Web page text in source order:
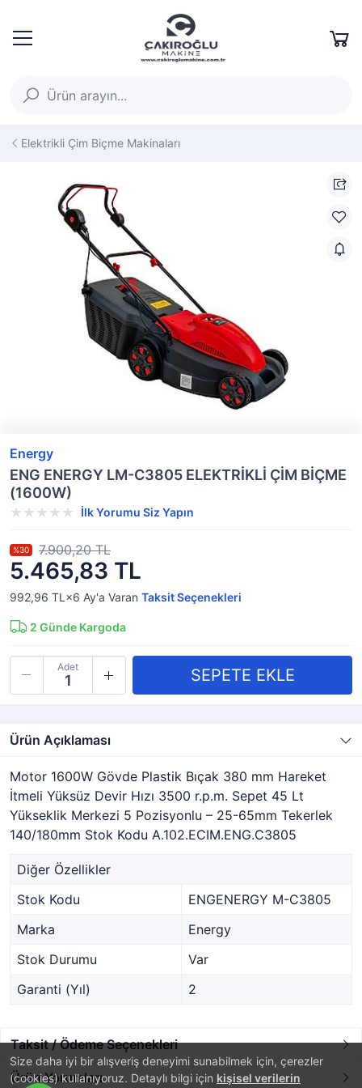
Size daha iyi bir alışveriş deneyimi sunabilmek için, çerezler
(cookies) kullanıyoruz. Detaylı bilgi için kişisel verilerin
Elektrikli Çim Biçme Makinaları
Energy
ENG ENERGY LM-C3805 ELEKTRİKLİ ÇİM BİÇME
(1600W)
İlk Yorumu Siz Yapın
5.465,83 TL
%30 7.900,20 TL
992,96 TL×6 Ay'a Varan Taksit Seçenekleri
2 Günde Kargoda
Adet
Ürün Açıklaması
Motor 1600W Gövde Plastik Bıçak 380 mm Hareket
İtmeli Yüksüz Devir Hızı 3500 r.p.m. Sepet 45 Lt
Yükseklik Merkezi 5 Pozisyonlu – 25-65mm Tekerlek
140/180mm Stok Kodu A.102.ECIM.ENG.C3805
Diğer Özellikler
Stok Kodu
ENGENERGY M-C3805
Marka
Energy
Stok Durumu
Var
Garanti (Yıl)
2
Taksit / Ödeme Seçenekleri
Ürün Yorumları